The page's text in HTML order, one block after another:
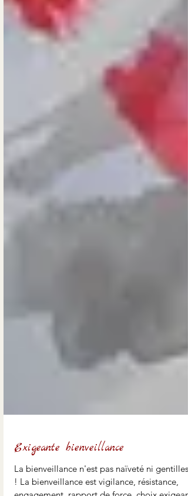
Exigeante bienveillance
La bienveillance n'est pas naïveté ni